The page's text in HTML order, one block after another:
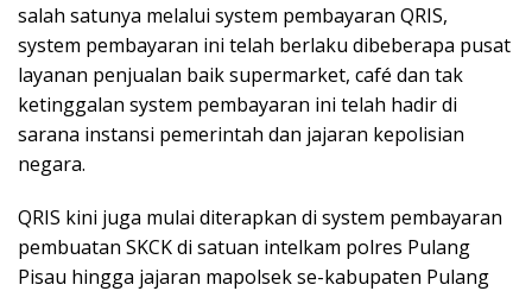
salah satunya melalui system pembayaran QRIS,
system pembayaran ini telah berlaku dibeberapa pusat
layanan penjualan baik supermarket, café dan tak
ketinggalan system pembayaran ini telah hadir di
sarana instansi pemerintah dan jajaran kepolisian
negara.
QRIS kini juga mulai diterapkan di system pembayaran
pembuatan SKCK di satuan intelkam polres Pulang
Pisau hingga jajaran mapolsek se-kabupaten Pulang